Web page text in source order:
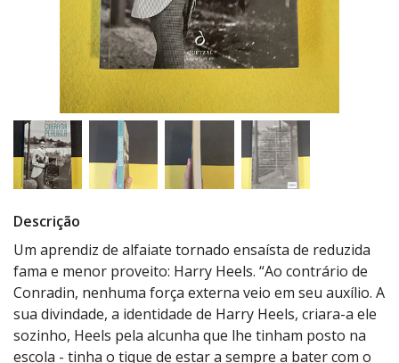
Descrição
Um aprendiz de alfaiate tornado ensaísta de reduzida
fama e menor proveito: Harry Heels. “Ao contrário de
Conradin, nenhuma força externa veio em seu auxílio. A
sua divindade, a identidade de Harry Heels, criara-a ele
sozinho, Heels pela alcunha que lhe tinham posto na
escola - tinha o tique de estar a sempre a bater com o